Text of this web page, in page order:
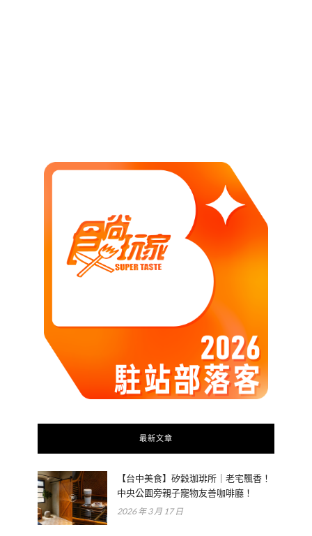
最新文章
【台中美食】矽穀珈琲所｜老宅飄香！
中央公園旁親子寵物友善咖啡廳！
2026 年 3 月 17 日